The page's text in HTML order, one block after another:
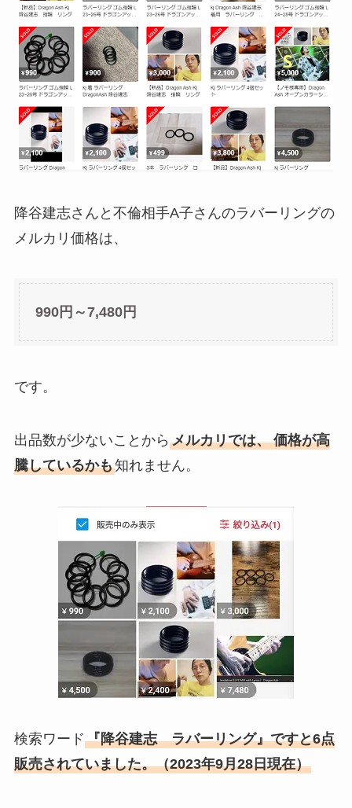
降谷建志さんと不倫相手A子さんのラバーリングの
メルカリ価格は、
990円～7,480円
です。
出品数が少ないことから メルカリでは、 価格が高
騰しているかも知れません。
検索ワード『降谷建志 ラバーリング』ですと6点
販売されていました。（2023年9月28日現在）